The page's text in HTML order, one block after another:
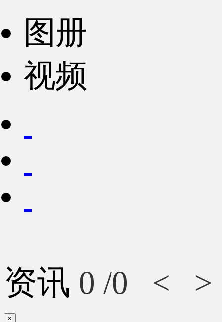
图册
视频
资讯 0 /0 < >
×